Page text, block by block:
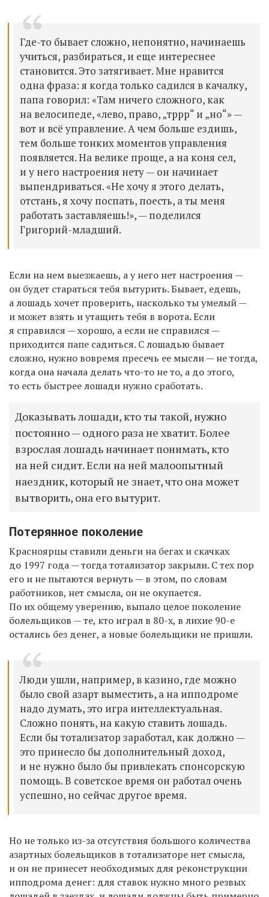
Где-то бывает сложно, непонятно, начинаешь
учиться, разбираться, и еще интереснее
становится. Это затягивает. Мне нравится
одна фраза: я когда только садился в качалку,
папа говорил: «Там ничего сложного, как
на велосипеде, «лево, право, „тррр“ и „но“» —
вот и всё управление. А чем больше ездишь,
тем больше тонких моментов управления
появляется. На велике проще, а на коня сел,
и у него настроения нету — он начинает
выпендриваться. «Не хочу я этого делать,
отстань, я хочу поспать, поесть, а ты меня
работать заставляешь!», — поделился
Григорий-младший.
Если на нем выезжаешь, а у него нет настроения —
он будет стараться тебя вытурить. Бывает, едешь,
а лошадь хочет проверить, насколько ты умелый —
и может взять и утащить тебя в ворота. Если
я справился — хорошо, а если не справился —
приходится папе садиться. С лошадью бывает
сложно, нужно вовремя пресечь ее мысли — не тогда,
когда она начала делать что-то не то, а до этого,
то есть быстрее лошади нужно сработать.
Доказывать лошади, кто ты такой, нужно
постоянно — одного раза не хватит. Более
взрослая лошадь начинает понимать, кто
на ней сидит. Если на ней малоопытный
наездник, который не знает, что она может
вытворить, она его вытурит.
Потерянное поколение
Красноярцы ставили деньги на бегах и скачках
до 1997 года — тогда тотализатор закрыли. С тех пор
его и не пытаются вернуть — в этом, по словам
работников, нет смысла, он не окупается.
По их общему уверению, выпало целое поколение
болельщиков — те, кто играл в 80-х, в лихие 90-е
остались без денег, а новые болельщики не пришли.
Люди ушли, например, в казино, где можно
было свой азарт выместить, а на ипподроме
надо думать, это игра интеллектуальная.
Сложно понять, на какую ставить лошадь.
Если бы тотализатор заработал, как должно —
это принесло бы дополнительный доход,
и не нужно было бы привлекать спонсорскую
помощь. В советское время он работал очень
успешно, но сейчас другое время.
Но не только из-за отсутствия большого количества
азартных болельщиков в тотализаторе нет смысла,
и он не принесет необходимых для реконструкции
ипподрома денег: для ставок нужно много резвых